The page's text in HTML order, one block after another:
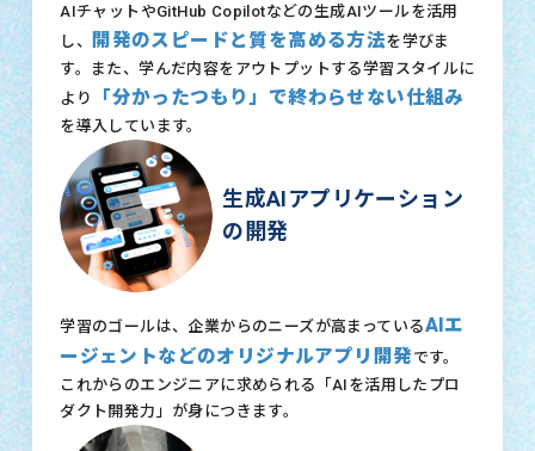
AIチャットやGitHub Copilotなどの生成AIツールを活用
し、
開発のスピードと質を高める方法を学びま
す。また、学んだ内容をアウトプットする学習スタイルに
より
「分かったつもり」で終わらせない仕組み
を導入しています。
生成AIアプリケーション
の開発
学習のゴールは、企業からのニーズが高まっているAIエ
ージェントなどのオリジナルアプリ開発です。
これからのエンジニアに求められる「AIを活用したプロ
ダクト開発力」が身につきます。